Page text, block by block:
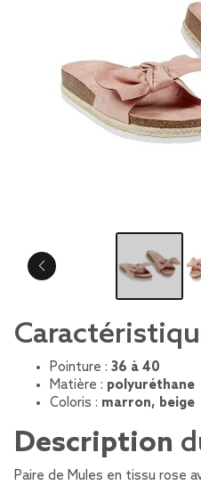
Pointure : 36 à 40
Matière : polyuréthane
Coloris : marron, beige
Description
Paire de Mules en tissu rose